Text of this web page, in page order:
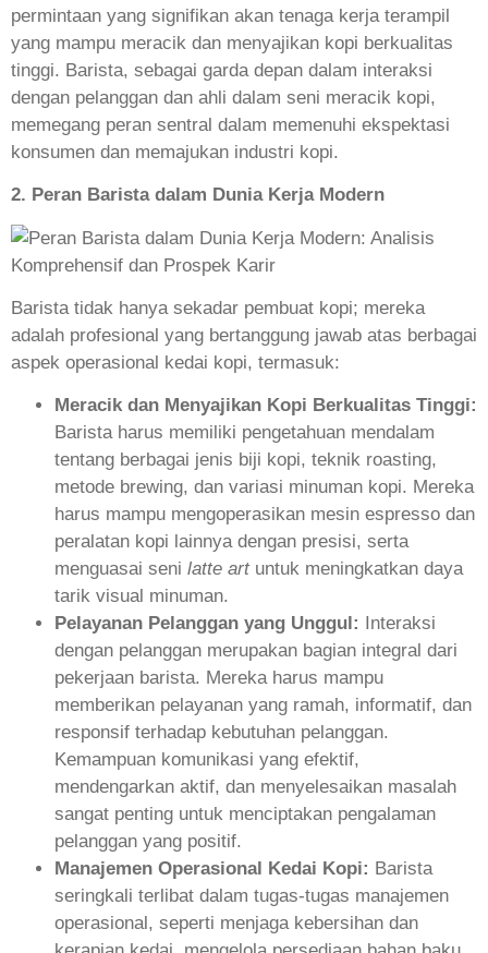
permintaan yang signifikan akan tenaga kerja terampil
yang mampu meracik dan menyajikan kopi berkualitas
tinggi. Barista, sebagai garda depan dalam interaksi
dengan pelanggan dan ahli dalam seni meracik kopi,
memegang peran sentral dalam memenuhi ekspektasi
konsumen dan memajukan industri kopi.
2. Peran Barista dalam Dunia Kerja Modern
Barista tidak hanya sekadar pembuat kopi; mereka
adalah profesional yang bertanggung jawab atas berbagai
aspek operasional kedai kopi, termasuk:
Meracik dan Menyajikan Kopi Berkualitas Tinggi:
Barista harus memiliki pengetahuan mendalam
tentang berbagai jenis biji kopi, teknik roasting,
metode brewing, dan variasi minuman kopi. Mereka
harus mampu mengoperasikan mesin espresso dan
peralatan kopi lainnya dengan presisi, serta
menguasai seni latte artuntuk meningkatkan daya
tarik visual minuman.
Pelayanan Pelanggan yang Unggul:
Interaksi
dengan pelanggan merupakan bagian integral dari
pekerjaan barista. Mereka harus mampu
memberikan pelayanan yang ramah, informatif, dan
responsif terhadap kebutuhan pelanggan.
Kemampuan komunikasi yang efektif,
mendengarkan aktif, dan menyelesaikan masalah
sangat penting untuk menciptakan pengalaman
pelanggan yang positif.
Manajemen Operasional Kedai Kopi: Barista
seringkali terlibat dalam tugas-tugas manajemen
operasional, seperti menjaga kebersihan dan